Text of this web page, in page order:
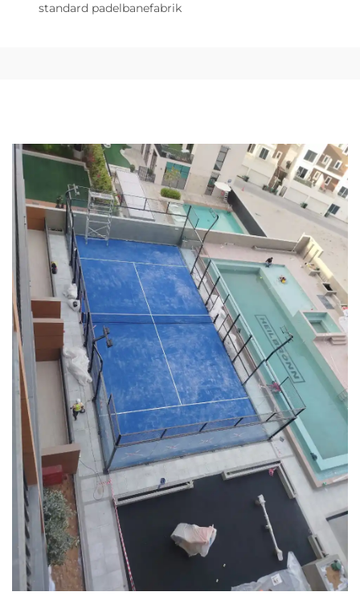
standard padelbanefabrik